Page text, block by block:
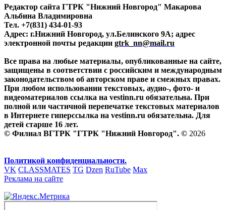
Редактор сайта ГТРК "Нижний Новгород" Макарова
Альбина Владимировна
Тел. +7(831) 434-01-93
Адрес: г.Нижний Новгород, ул.Белинского 9А; адрес
электронной почты редакции gtrk_nn@mail.ru
Все права на любые материалы, опубликованные на сайте,
защищены в соответствии с российским и международным
законодательством об авторском праве и смежных правах.
При любом использовании текстовых, аудио-, фото- и
видеоматериалов ссылка на vestinn.ru обязательна. При
полной или частичной перепечатке текстовых материалов
в Интернете гиперссылка на vestinn.ru обязательна. Для
детей старше 16 лет.
© Филиал ВГТРК "ГТРК "Нижний Новгород". © 2026
Политикой конфиденциальности.
VK CLASSMATES TG Dzen RuTube Max
Реклама на сайте